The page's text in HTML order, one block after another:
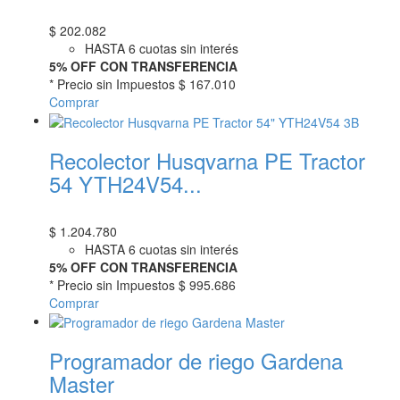
$ 202.082
HASTA 6 cuotas sin interés
5% OFF CON TRANSFERENCIA
* Precio sin Impuestos $ 167.010
Comprar
Recolector Husqvarna PE Tractor
54 YTH24V54...
$ 1.204.780
HASTA 6 cuotas sin interés
5% OFF CON TRANSFERENCIA
* Precio sin Impuestos $ 995.686
Comprar
Programador de riego Gardena
Master